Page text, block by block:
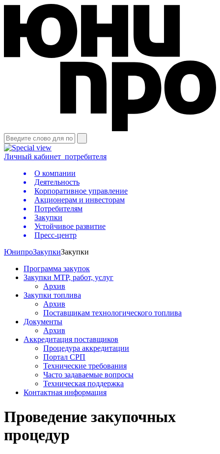
Личный кабинет потребителя
О компании
Деятельность
Корпоративное управление
Акционерам и инвесторам
Потребителям
Закупки
Устойчивое развитие
Пресс-центр
ЮнипроЗакупкиЗакупки
Программа закупок
Закупки МТР, работ, услуг
Архив
Закупки топлива
Архив
Поставщикам технологического топлива
Документы
Архив
Аккредитация поставщиков
Процедура аккредитации
Портал СРП
Технические требования
Часто задаваемые вопросы
Техническая поддержка
Контактная информация
Проведение закупочных
процедур